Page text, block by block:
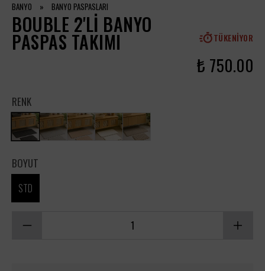
BANYO » BANYO PASPASLARI
BOUBLE 2'LI BANYO
PASPAS TAKIMI TÜKENIYOR
₺ 750.00
RENK
BOYUT
STD